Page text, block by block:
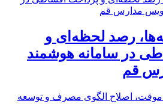
رصد لحظه‌ای و
در سامانه هوشمند
قم